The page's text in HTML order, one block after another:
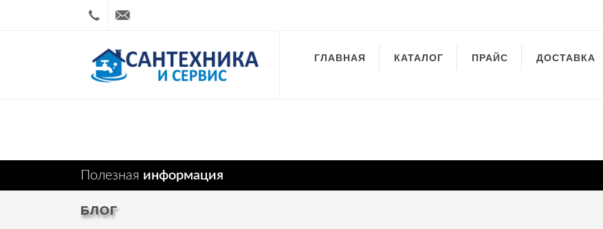
(3843)
ГЛАВНАЯ КАТАЛОГ ПРАЙС ДОСТАВКА
Полезная информация
БЛОГ